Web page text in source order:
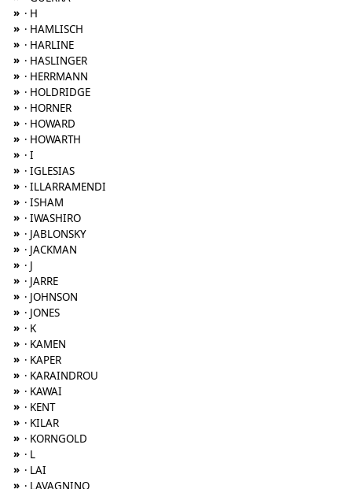
» · H
» · HAMLISCH
» · HARLINE
» · HASLINGER
» · HERRMANN
» · HOLDRIDGE
» · HORNER
» · HOWARD
» · HOWARTH
» · I
» · IGLESIAS
» · ILLARRAMENDI
» · ISHAM
» · IWASHIRO
» · JABLONSKY
» · JACKMAN
» · J
» · JARRE
» · JOHNSON
» · JONES
» · K
» · KAMEN
» · KAPER
» · KARAINDROU
» · KAWAI
» · KENT
» · KILAR
» · KORNGOLD
» · L
» · LAI
» · LAVAGNINO